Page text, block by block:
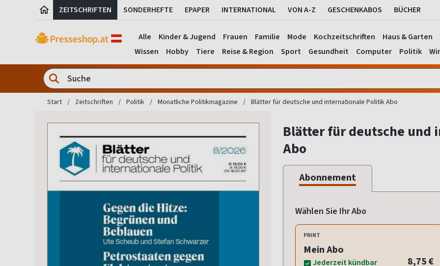
ZEITSCHRIFTEN SONDERHEFTE EPAPER INTERNATIONAL VON A-Z GESCHENKABOS BÜCHER
Alle Kinder & Jugend Frauen Familie Mode Kochzeitschriften Haus & Garten
Wissen
Hobby Tiere Reise & Region Sport Gesundheit Computer Politik
Start Zeitschriften Politik Monatliche Politikmagazine Blätter für deutsche und internationale Politik Abo
Blätter für deutsche
Abo
Abonnement
Wählen Sie Ihr Abo
PRINT
Mein Abo
Jederzeit kündbar 8,75 €